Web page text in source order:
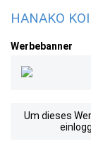
HANAKO
Werbebanner
Um dieses